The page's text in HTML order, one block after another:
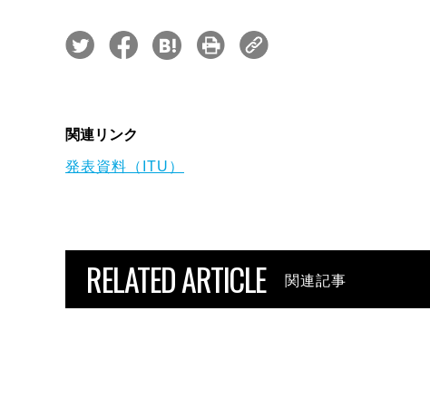
関連リンク
発表資料（ITU）
RELATED ARTICLE 関連記事